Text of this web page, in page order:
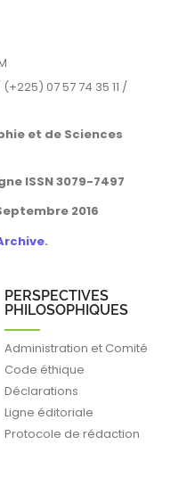
07 57 74 35 11 /
et de Sciences
ISSN 3079-7497
Septembre 2016
.
PERSPECTIVES
PHILOSOPHIQUES
Administration et Comité
Code éthique
Déclarations
Ligne éditoriale
Protocole de rédaction